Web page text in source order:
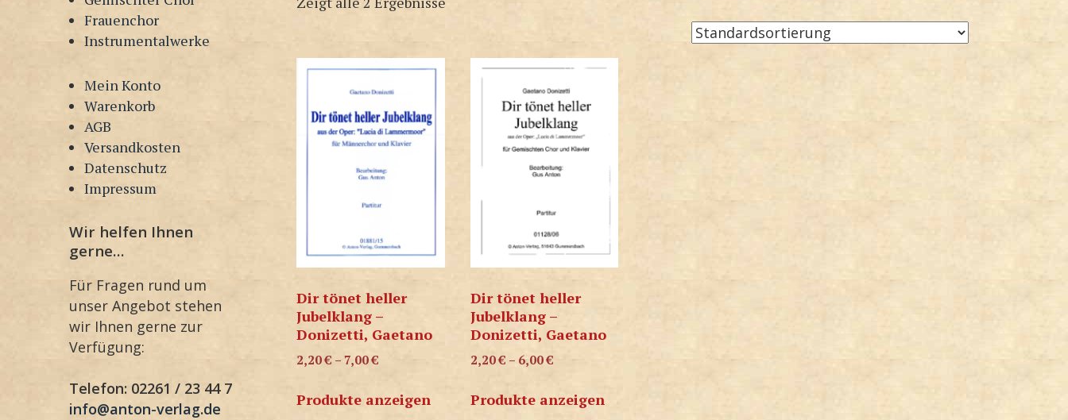
Frauenchor
Instrumentalwerke
Mein Konto
Warenkorb
AGB
Versandkosten
Datenschutz
Impressum
Wir helfen Ihnen
gerne…
Für Fragen rund um
unser Angebot stehen
wir Ihnen gerne zur
Verfügung:
Telefon: 02261 / 23 44 7
info@anton-verlag.de
Dir tönet heller
Jubelklang –
Donizetti, Gaetano
2,20€ – 7,00€
Produkte anzeigen
Dir tönet heller
Jubelklang –
Donizetti, Gaetano
2,20€ – 6,00€
Produkte anzeigen